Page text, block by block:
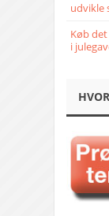
udvikle
Køb
i